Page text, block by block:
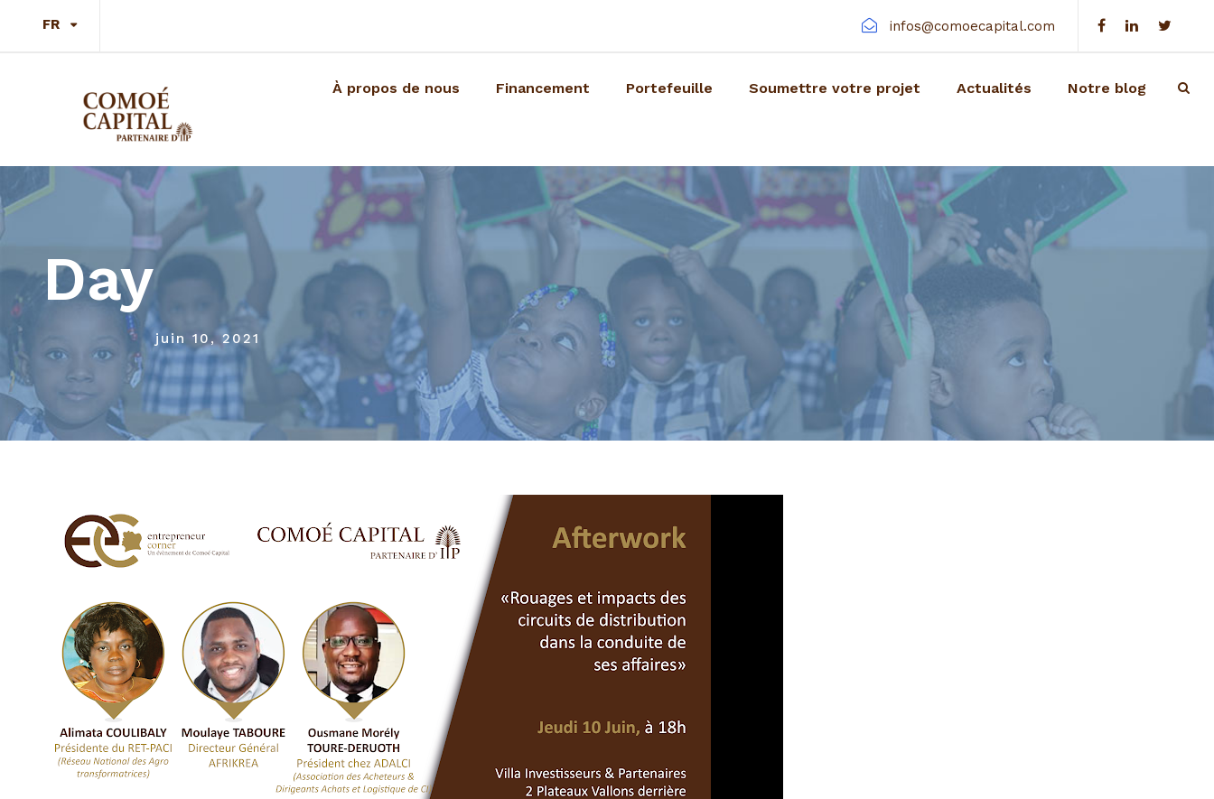
FR infos@comoecapital.com
À propos de nous Financement Portefeuille Soumettre votre projet Actualités Notre blog
Day
juin 10, 2021